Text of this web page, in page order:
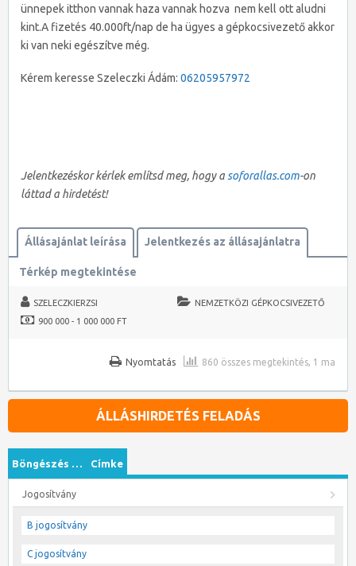
ünnepek itthon vannak haza vannak hozva nem kell ott aludni
kint.A fizetés 40.000ft/nap de ha ügyes a gépkocsivezető akkor
ki van neki egészítve még.
Kérem keresse Szeleczki Ádám: 06205957972
Jelentkezéskor kérlek említsd meg, hogy a soforallas.com-on
láttad a hirdetést!
Állásajánlat leírása Jelentkezés az állásajánlatra
Térkép megtekintése
SZELECZKIERZSI
NEMZETKÖZI GÉPKOCSIVEZETŐ
900 000 - 1 000 000 FT
860 összes megtekintés, 1 ma
Nyomtatás
ÁLLÁSHIRDETÉS FELADÁS
Böngészés … Címke
Jogosítvány
B jogosítvány
C jogosítvány